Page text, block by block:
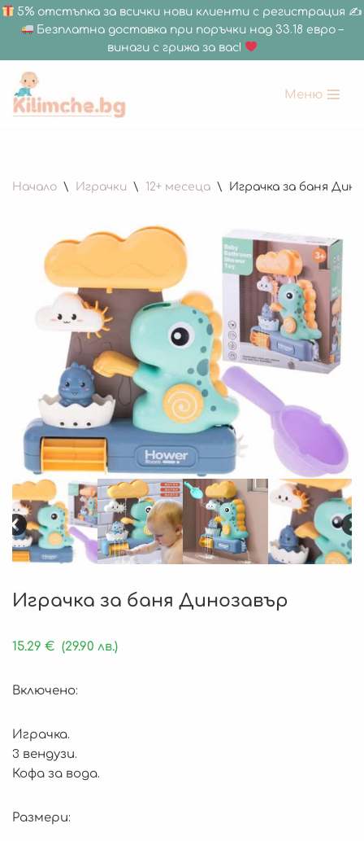
5% отстъпка за всички нови клиенти с регистрация ✍
Безплатна доставка при поръчки над 33.18 евро –
винаги с грижа за вас!
Продължете
Меню
Начало \ Играчки \ 12+ месеца \ Играчка за баня
Играчка за баня Динозавър
15.29 € (29.90 лв.)
Включено:
Играчка.
3 вендузи.
Кофа за вода.
Размери: